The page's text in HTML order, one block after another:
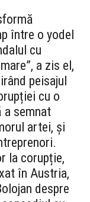
între o yodel
cu
a zis el,
peisajul
cu o
a semnat
artei, și
la corupție,
în Austria,
despre